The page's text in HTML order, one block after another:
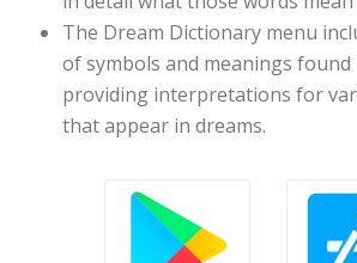
The Dream Dictionary menu
of symbols and meanings found
providing interpretations for
that appear in dreams.